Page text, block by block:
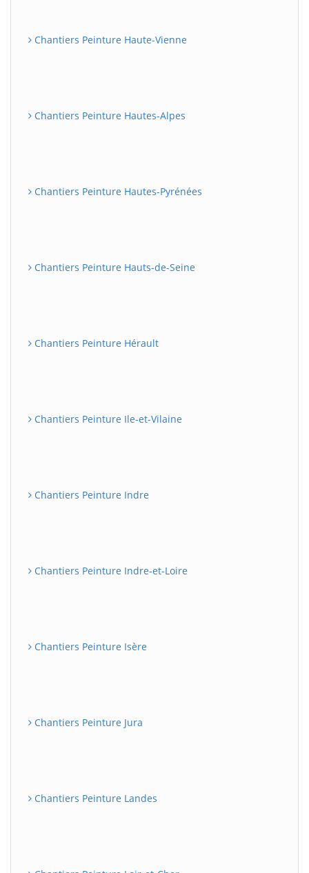
Chantiers Peinture Haute-Vienne
Chantiers Peinture Hautes-Alpes
Chantiers Peinture Hautes-Pyrénées
Chantiers Peinture Hauts-de-Seine
Chantiers Peinture Hérault
Chantiers Peinture Ile-et-Vilaine
Chantiers Peinture Indre
Chantiers Peinture Indre-et-Loire
Chantiers Peinture Isère
Chantiers Peinture Jura
Chantiers Peinture Landes